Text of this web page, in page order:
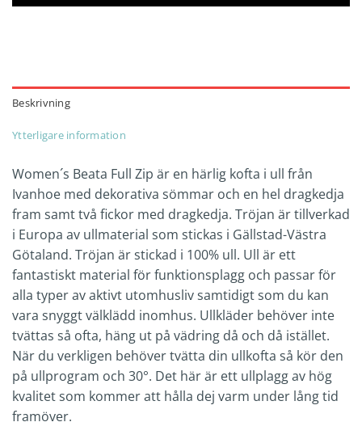
Beskrivning
Ytterligare information
Women´s Beata Full Zip är en härlig kofta i ull från
Ivanhoe med dekorativa sömmar och en hel dragkedja
fram samt två fickor med dragkedja. Tröjan är tillverkad
i Europa av ullmaterial som stickas i Gällstad-Västra
Götaland. Tröjan är stickad i 100% ull. Ull är ett
fantastiskt material för funktionsplagg och passar för
alla typer av aktivt utomhusliv samtidigt som du kan
vara snyggt välklädd inomhus. Ullkläder behöver inte
tvättas så ofta, häng ut på vädring då och då istället.
När du verkligen behöver tvätta din ullkofta så kör den
på ullprogram och 30°. Det här är ett ullplagg av hög
kvalitet som kommer att hålla dej varm under lång tid
framöver.